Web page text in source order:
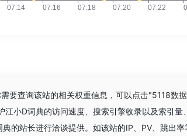
要查询该站的相关权重信息，可以点击"5118数据
小D词典的访问速度、搜索引擎收录以及索引
的站长进行洽谈提供。如该站的IP、PV、跳出率